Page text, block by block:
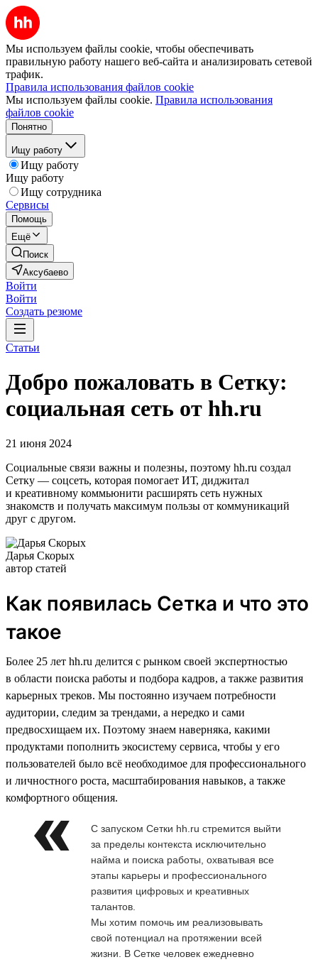
Мы используем файлы cookie, чтобы обеспечивать
правильную работу нашего веб-сайта и анализировать сетевой
трафик.
Правила использования файлов cookie
Мы используем файлы cookie. Правила использования
файлов cookie
Понятно
Ищу работу
Ищу работу
Ищу работу
Ищу сотрудника
Сервисы
Помощь
Ещё
Поиск
Аксубаево
Войти
Войти
Создать резюме
Статьи
Добро пожаловать в Сетку:
социальная сеть от hh.ru
21 июня 2024
Социальные связи важны и полезны, поэтому hh.ru создал
Сетку — соцсеть, которая помогает ИТ, диджитал
и креативному коммьюнити расширять сеть нужных
знакомств и получать максимум пользы от коммуникаций
друг с другом.
Дарья Скорых
автор статей
Как появилась Сетка и что это
такое
Более 25 лет hh.ru делится с рынком своей экспертностью
в области поиска работы и подбора кадров, а также развития
карьерных треков. Мы постоянно изучаем потребности
аудитории, следим за трендами, а нередко и сами
предвосхищаем их. Поэтому знаем наверняка, какими
продуктами пополнить экосистему сервиса, чтобы у его
пользователей было всё необходимое для профессионального
и личностного роста, масштабирования навыков, а также
комфортного общения.
С запуском Сетки hh.ru стремится выйти
за пределы контекста исключительно
найма и поиска работы, охватывая все
этапы карьеры и профессионального
развития цифровых и креативных
талантов.
Мы хотим помочь им реализовывать
свой потенциал на протяжении всей
жизни. В Сетке человек ежедневно